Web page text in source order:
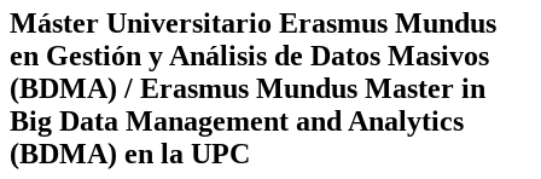
Máster Universitario Erasmus Mundus
en Gestión y Análisis de Datos Masivos
(BDMA) / Erasmus Mundus Master in
Big Data Management and Analytics
(BDMA) en la UPC